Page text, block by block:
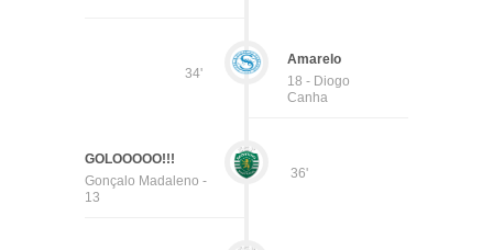
34'
Amarelo
18 - Diogo
Canha
36'
GOLOOOOO!!!
Gonçalo Madaleno -
13